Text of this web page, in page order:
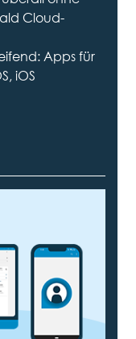
Cloud-
Apps für
iOS